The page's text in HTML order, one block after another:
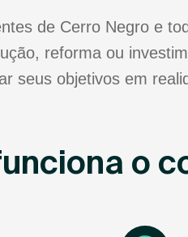
de Cerro Negro e
reforma ou
seus objetivos em
o